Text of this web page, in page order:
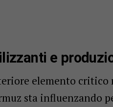
e
elemento
sta influenzando